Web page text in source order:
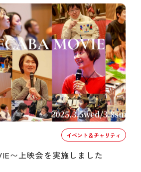
イベント＆チャリティ
〜上映会を実施しました